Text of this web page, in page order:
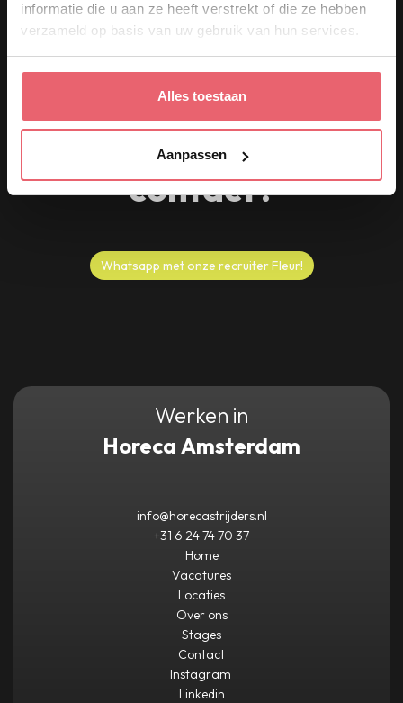
informatie die u aan ze heeft verstrekt of die ze hebben
verzameld op basis van uw gebruik van hun services.
Alles toestaan
Aanpassen
Vragen of direct
contact?
Whatsapp met onze recruiter Fleur!
Werken in
Horeca Amsterdam
info@horecastrijders.nl
+31 6 24 74 70 37
Home
Vacatures
Locaties
Over ons
Stages
Contact
Instagram
Linkedin